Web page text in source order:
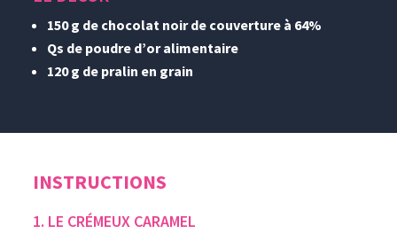
150 g de chocolat noir de couverture à 64%
Qs de poudre d’or alimentaire
120 g de pralin en grain
INSTRUCTIONS
1. LE CRÉMEUX CARAMEL